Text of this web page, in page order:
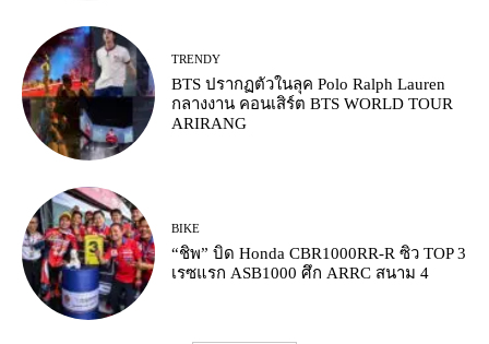
TRENDY
BTS ปรากฏตัวในลุค Polo Ralph Lauren
กลางงาน คอนเสิร์ต BTS WORLD TOUR
ARIRANG
BIKE
“ชิพ” บิด Honda CBR1000RR-R ซิว TOP 3
เรซแรก ASB1000 ศึก ARRC สนาม 4